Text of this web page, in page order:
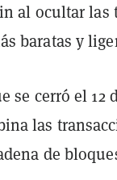
al ocultar las
baratas y
se cerró el 12
las
de